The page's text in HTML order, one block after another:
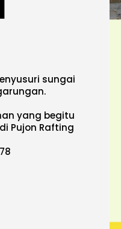
sungai
yang begitu
Pujon Rafting